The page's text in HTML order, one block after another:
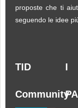
proposte che ti
seguendo le idee
TID
Community
I